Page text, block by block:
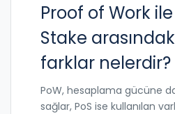
Proof of Work
Stake
farklar nelerdir?
PoW, hesaplama gücüne
sağlar, PoS ise kullanılan